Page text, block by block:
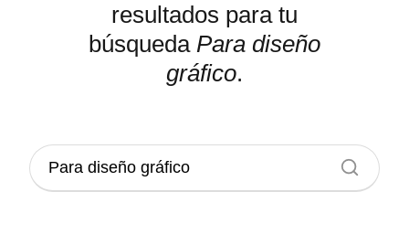
resultados para tu
búsqueda Para diseño
gráfico.